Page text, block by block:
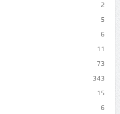
2
5
6
11
73
343
15
6